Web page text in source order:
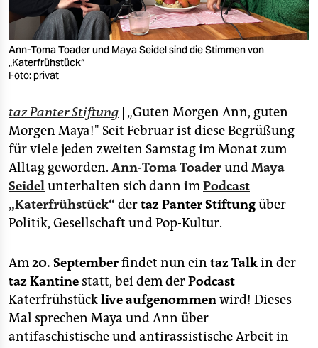
fragen & hilfe
unterstützen
abo
genossenschaft
epaper login
Ann-Toma Toader und Maya Seidel sind die Stimmen von
„Katerfrühstück“
Foto: privat
taz Panter Stiftung | „Guten Morgen Ann, guten
Morgen Maya!" Seit Februar ist diese Begrüßung
für viele jeden zweiten Samstag im Monat zum
Alltag geworden. Ann-Toma ToaderundMaya
Seidelunterhalten sich dann imPodcast
„Katerfrühstück“ dertaz Panter Stiftungüber
Politik, Gesellschaft und Pop-Kultur.
Am20. Septemberfindet nun ein taz Talkin der
taz Kantine statt, bei dem derPodcast
Katerfrühstücklive aufgenommenwird! Dieses
Mal sprechen Maya und Ann über
antifaschistische und antirassistische Arbeit in